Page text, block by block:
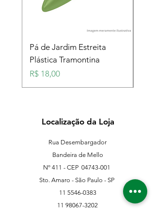
Pá de Jardim Estreita
Plástica Tramontina
Preço
R$ 18,00
Localização da Loja
Rua Desembargador
Bandeira de Mello
Nº 411 - CEP 04743-001
Sto. Amaro - São Paulo - SP
11 5546-0383
11 98067-3202